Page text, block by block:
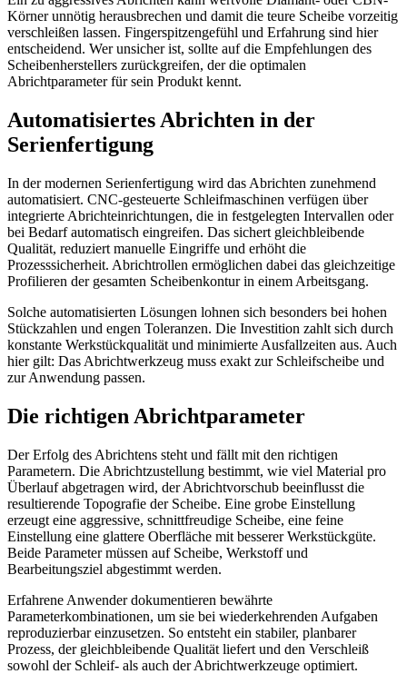
Körner unnötig herausbrechen und damit die teure Scheibe vorzeitig
verschleißen lassen. Fingerspitzengefühl und Erfahrung sind hier
entscheidend. Wer unsicher ist, sollte auf die Empfehlungen des
Scheibenherstellers zurückgreifen, der die optimalen
Abrichtparameter für sein Produkt kennt.
Automatisiertes Abrichten in der
Serienfertigung
In der modernen Serienfertigung wird das Abrichten zunehmend
automatisiert. CNC-gesteuerte Schleifmaschinen verfügen über
integrierte Abrichteinrichtungen, die in festgelegten Intervallen oder
bei Bedarf automatisch eingreifen. Das sichert gleichbleibende
Qualität, reduziert manuelle Eingriffe und erhöht die
Prozesssicherheit. Abrichtrollen ermöglichen dabei das gleichzeitige
Profilieren der gesamten Scheibenkontur in einem Arbeitsgang.
Solche automatisierten Lösungen lohnen sich besonders bei hohen
Stückzahlen und engen Toleranzen. Die Investition zahlt sich durch
konstante Werkstückqualität und minimierte Ausfallzeiten aus. Auch
hier gilt: Das Abrichtwerkzeug muss exakt zur Schleifscheibe und
zur Anwendung passen.
Die richtigen Abrichtparameter
Der Erfolg des Abrichtens steht und fällt mit den richtigen
Parametern. Die Abrichtzustellung bestimmt, wie viel Material pro
Überlauf abgetragen wird, der Abrichtvorschub beeinflusst die
resultierende Topografie der Scheibe. Eine grobe Einstellung
erzeugt eine aggressive, schnittfreudige Scheibe, eine feine
Einstellung eine glattere Oberfläche mit besserer Werkstückgüte.
Beide Parameter müssen auf Scheibe, Werkstoff und
Bearbeitungsziel abgestimmt werden.
Erfahrene Anwender dokumentieren bewährte
Parameterkombinationen, um sie bei wiederkehrenden Aufgaben
reproduzierbar einzusetzen. So entsteht ein stabiler, planbarer
Prozess, der gleichbleibende Qualität liefert und den Verschleiß
sowohl der Schleif- als auch der Abrichtwerkzeuge optimiert.